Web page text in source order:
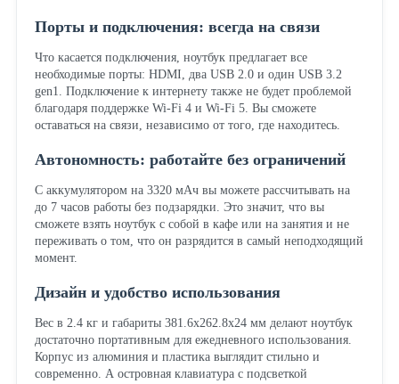
Порты и подключения: всегда на связи
Что касается подключения, ноутбук предлагает все
необходимые порты: HDMI, два USB 2.0 и один USB 3.2
gen1. Подключение к интернету также не будет проблемой
благодаря поддержке Wi-Fi 4 и Wi-Fi 5. Вы сможете
оставаться на связи, независимо от того, где находитесь.
Автономность: работайте без ограничений
С аккумулятором на 3320 мАч вы можете рассчитывать на
до 7 часов работы без подзарядки. Это значит, что вы
сможете взять ноутбук с собой в кафе или на занятия и не
переживать о том, что он разрядится в самый неподходящий
момент.
Дизайн и удобство использования
Вес в 2.4 кг и габариты 381.6x262.8x24 мм делают ноутбук
достаточно портативным для ежедневного использования.
Корпус из алюминия и пластика выглядит стильно и
современно. А островная клавиатура с подсветкой